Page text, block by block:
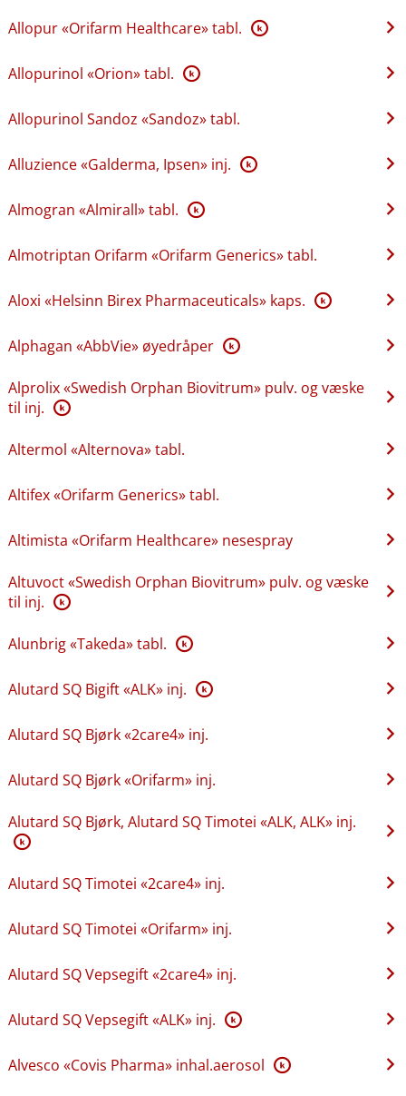
Allopur «Orifarm Healthcare» tabl. K
Allopurinol «Orion» tabl. K
Allopurinol Sandoz «Sandoz» tabl.
Alluzience «Galderma, Ipsen» inj. K
Almogran «Almirall» tabl. K
Almotriptan Orifarm «Orifarm Generics» tabl.
Aloxi «Helsinn Birex Pharmaceuticals» kaps. K
Alphagan «AbbVie» øyedråper K
Alprolix «Swedish Orphan Biovitrum» pulv. og væske
til inj. K
Altermol «Alternova» tabl.
Altifex «Orifarm Generics» tabl.
Altimista «Orifarm Healthcare» nesespray
Altuvoct «Swedish Orphan Biovitrum» pulv. og væske
til inj. K
Alunbrig «Takeda» tabl. K
Alutard SQ Bigift «ALK» inj. K
Alutard SQ Bjørk «2care4» inj.
Alutard SQ Bjørk «Orifarm» inj.
Alutard SQ Bjørk, Alutard SQ Timotei «ALK, ALK» inj.
K
Alutard SQ Timotei «2care4» inj.
Alutard SQ Timotei «Orifarm» inj.
Alutard SQ Vepsegift «2care4» inj.
Alutard SQ Vepsegift «ALK» inj. K
Alvesco «Covis Pharma» inhal.aerosol K